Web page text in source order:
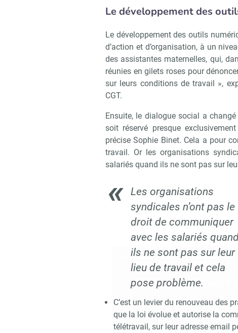
Le développement des
Le développement des outils
d’action et d’organisation, à un
des assistantes maternelles, qui,
réunies en gilets roses pour
sur leurs conditions de travail »,
CGT.
Ensuite, le dialogue social a
soit réservé presque
précise Sophie Binet. Cela a pour
travail. Or les organisations
salariés quand ils ne sont pas sur
Les organisations
syndicales n’ont pas le
droit de communiquer
avec les salariés
ils ne sont pas sur leur
lieu de travail et cela
pose problème.
C’est un levier du renouveau des
que la loi évolue et autorise la
télétravail, sur leur adresse email
Recevoir